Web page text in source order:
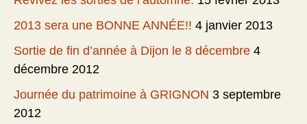
2013 sera une BONNE ANNÉE!! 4 janvier 2013
Sortie de fin d’année à Dijon le 8 décembre 4
décembre 2012
Journée du patrimoine à GRIGNON 3 septembre
2012